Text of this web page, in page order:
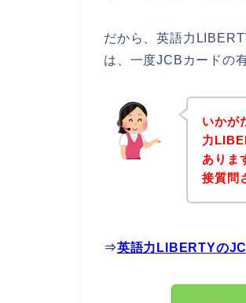
だから、英語力
は、一度JCBカードの
いかが
力
ありま
接質問
⇒英語力LIBERTYの